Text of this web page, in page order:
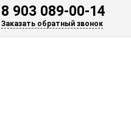
8 903 089-00-14
Заказать обратный звонок